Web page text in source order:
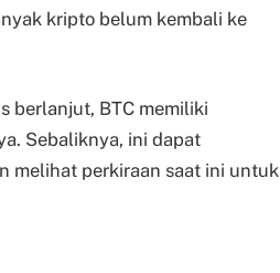
kripto belum kembali ke
berlanjut, BTC memiliki
Sebaliknya, ini dapat
melihat perkiraan saat ini untuk